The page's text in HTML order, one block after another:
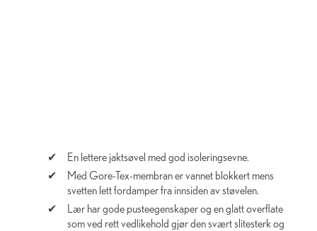
En lettere jaktsøvel med god isoleringsevne.
Med Gore-Tex-membran er vannet blokkert mens
svetten lett fordamper fra innsiden av støvelen.
Lær har gode pusteegenskaper og en glatt overflate
som ved rett vedlikehold gjør den svært slitesterk og